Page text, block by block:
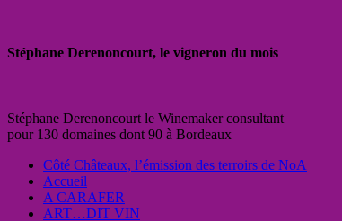
Stéphane Derenoncourt, le vigneron du mois
Stéphane Derenoncourt le Winemaker consultant
pour 130 domaines dont 90 à Bordeaux
Côté Châteaux, l’émission des terroirs de NoA
Accueil
A CARAFER
ART…DIT VIN